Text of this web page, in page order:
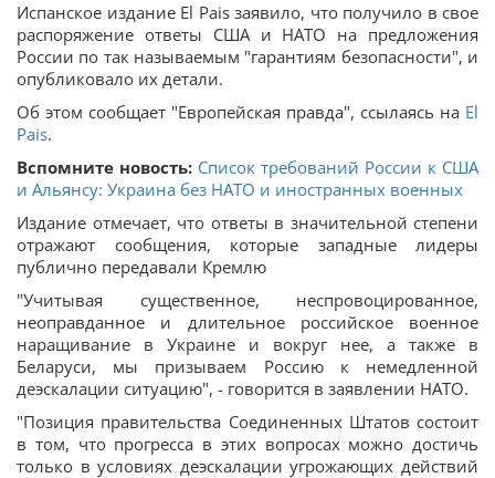
Испанское издание El Pais заявило, что получило в свое
распоряжение ответы США и НАТО на предложения
России по так называемым "гарантиям безопасности", и
опубликовало их детали.
Об этом сообщает "Европейская правда", ссылаясь на El
Pais.
Вспомните новость: Список требований России к США
и Альянсу: Украина без НАТО и иностранных военных
Издание отмечает, что ответы в значительной степени
отражают сообщения, которые западные лидеры
публично передавали Кремлю
"Учитывая существенное, неспровоцированное,
неоправданное и длительное российское военное
наращивание в Украине и вокруг нее, а также в
Беларуси, мы призываем Россию к немедленной
деэскалации ситуацию", - говорится в заявлении НАТО.
"Позиция правительства Соединенных Штатов состоит
в том, что прогресса в этих вопросах можно достичь
только в условиях деэскалации угрожающих действий